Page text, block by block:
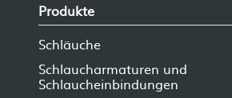
Produkte
Schläuche
Schlaucharmaturen und
Schlaucheinbindungen